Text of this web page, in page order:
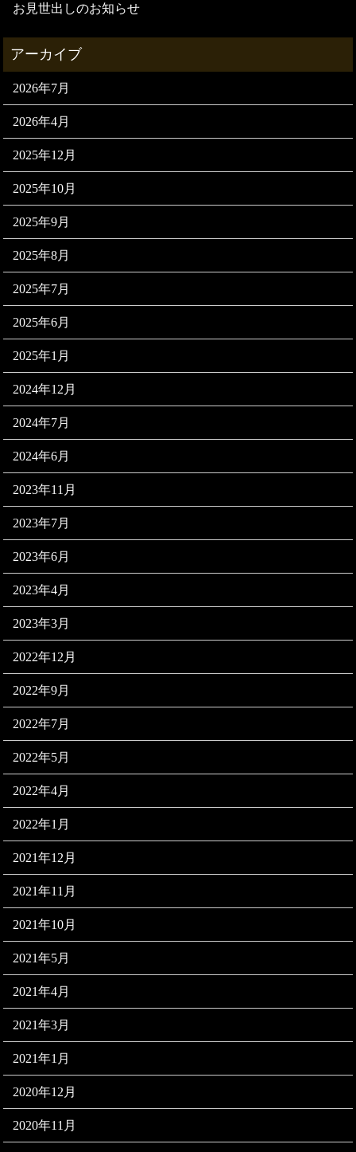
お見世出しのお知らせ
2026年7月
2026年4月
2025年12月
2025年10月
2025年9月
2025年8月
2025年7月
2025年6月
2025年1月
2024年12月
2024年7月
2024年6月
2023年11月
2023年7月
2023年6月
2023年4月
2023年3月
2022年12月
2022年9月
2022年7月
2022年5月
2022年4月
2022年1月
2021年12月
2021年11月
2021年10月
2021年5月
2021年4月
2021年3月
2021年1月
2020年12月
2020年11月